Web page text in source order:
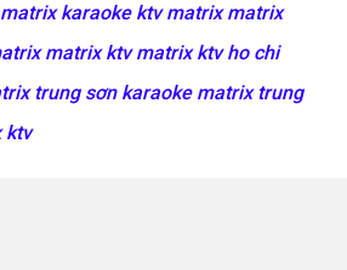
karaoke ktv matrix matrix
matrix ktv matrix ktv ho chi
trung sơn karaoke matrix trung
ktv